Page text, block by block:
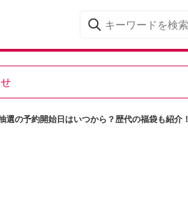
選の予約開始日はいつから？歴代の福袋も紹介！